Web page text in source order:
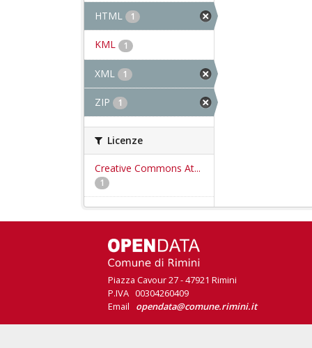
HTML 1
KML 1
XML 1
ZIP 1
Licenze
Creative Commons At...
1
Piazza Cavour 27 - 47921 Rimini
P.IVA 00304260409
Email opendata@comune.rimini.it